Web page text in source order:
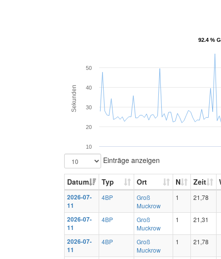
92.4 %
92.4 %
Sekunden
10
20
30
40
50
Einträge anzeigen
Datum Typ Ort N Zeit
2026-07-
11
4BP
Groß
Muckrow
1 21,78
2026-07-
11
4BP
Groß
Muckrow
1 21,31
2026-07-
11
4BP
Groß
Muckrow
1 21,78